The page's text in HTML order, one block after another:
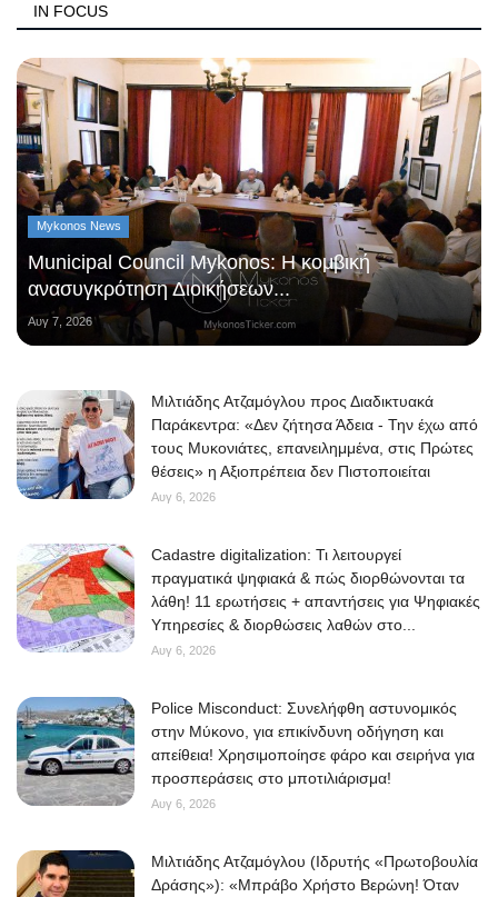
IN FOCUS
Mykonos News
Municipal Council Mykonos: Η κομβική
ανασυγκρότηση Διοικήσεων...
Αυγ 7, 2026
Μιλτιάδης Ατζαμόγλου προς Διαδικτυακά
Παράκεντρα: «Δεν ζήτησα Άδεια - Την έχω από
τους Μυκονιάτες, επανειλημμένα, στις Πρώτες
θέσεις» η Αξιοπρέπεια δεν Πιστοποιείται
Αυγ 6, 2026
Cadastre digitalization: Τι λειτουργεί
πραγματικά ψηφιακά & πώς διορθώνονται τα
λάθη! 11 ερωτήσεις + απαντήσεις για Ψηφιακές
Υπηρεσίες & διορθώσεις λαθών στο...
Αυγ 6, 2026
Police Misconduct: Συνελήφθη αστυνομικός
στην Μύκονο, για επικίνδυνη οδήγηση και
απείθεια! Χρησιμοποίησε φάρο και σειρήνα για
προσπεράσεις στο μποτιλιάρισμα!
Αυγ 6, 2026
Μιλτιάδης Ατζαμόγλου (Ιδρυτής «Πρωτοβουλία
Δράσης»): «Μπράβο Χρήστο Βερώνη! Όταν